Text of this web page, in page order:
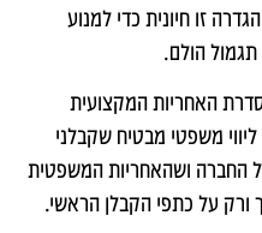
זו חיונית כדי למנוע
הולם.
האחריות המקצועית
משפטי מבטיח שקבלני
החברה ושהאחריות המשפטית
על כתפי הקבלן הראשי.